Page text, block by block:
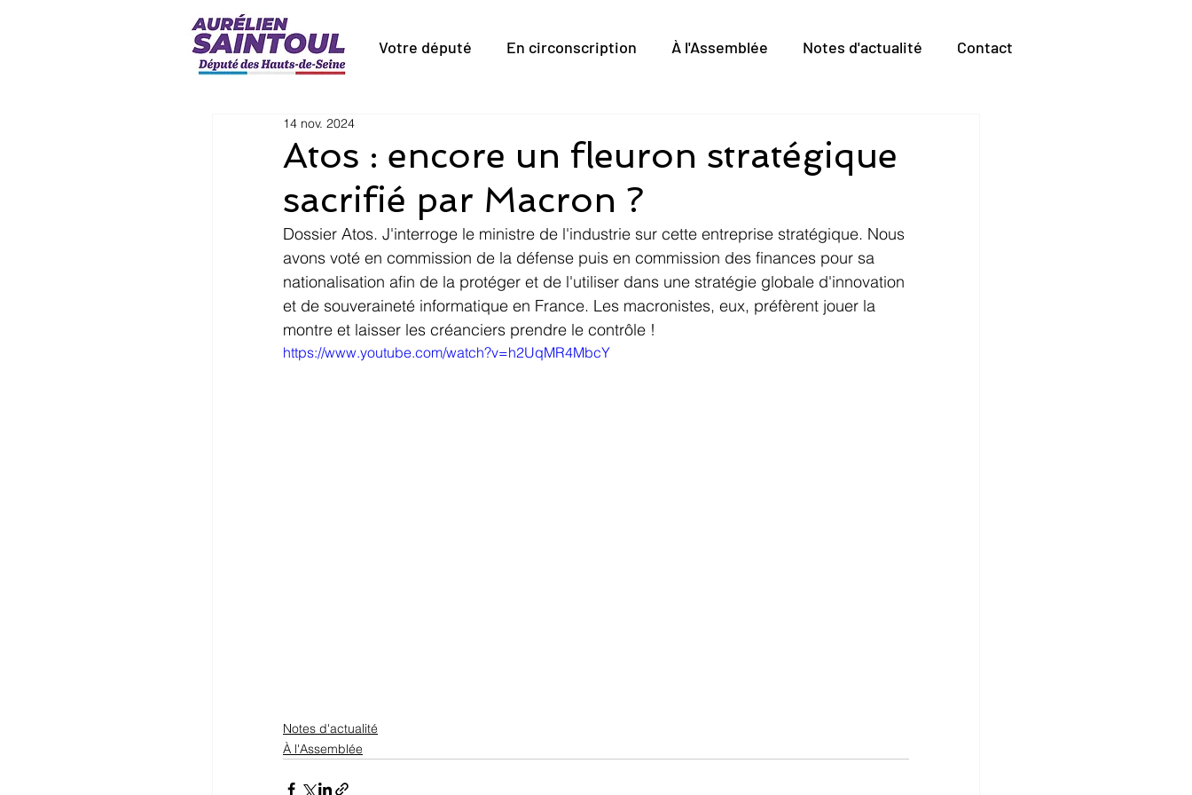
Votre député En circonscription À l'Assemblée Notes d'actualité Contact
Atos : encore un fleuron stratégique
sacrifié par Macron ?
14 nov. 2024
Dossier Atos. J'interroge le ministre de l'industrie sur cette entreprise stratégique. Nous
avons voté en commission de la défense puis en commission des finances pour sa
nationalisation afin de la protéger et de l'utiliser dans une stratégie globale d'innovation
et de souveraineté informatique en France. Les macronistes, eux, préfèrent jouer la
montre et laisser les créanciers prendre le contrôle !
https://www.youtube.com/watch?v=h2UqMR4MbcY
Notes d'actualité
À l'Assemblée